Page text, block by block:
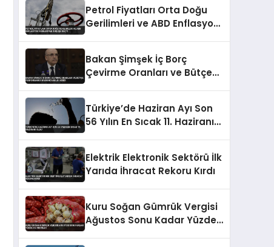
Petrol Fiyatları Orta Doğu
Gerilimleri ve ABD Enflasyon
Bakan Şimşek İç Borç
Çevirme Oranları ve Bütçe
Türkiye’de Haziran Ayı Son
56 Yılın En Sıcak 11. Haziranı
Elektrik Elektronik Sektörü İlk
Yarıda İhracat Rekoru Kırdı
Kuru Soğan Gümrük Vergisi
Ağustos Sonu Kadar Yüzde